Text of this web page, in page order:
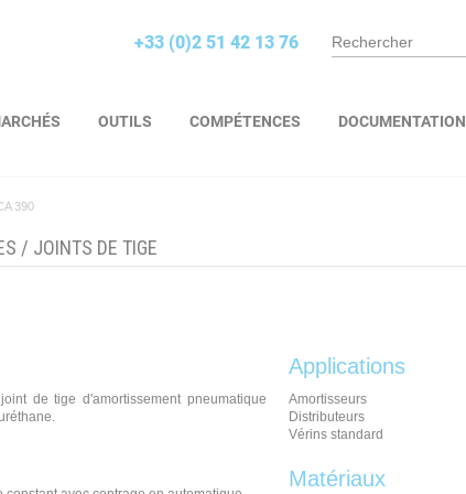
+33 (0)2 51 42 13 76
OUTILS COMPÉTENCES DOCUMENTATION
390
/ JOINTS DE TIGE
de tige d'amortissement pneumatique
Applications
Amortisseurs
Distributeurs
Vérins standard
Matériaux